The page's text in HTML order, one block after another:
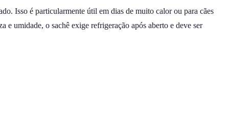
Isso é particularmente útil em dias de muito calor ou para cães
e umidade, o sachê exige refrigeração após aberto e deve ser